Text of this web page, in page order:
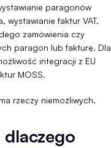
paragonów
wystawianie faktur VAT,
zamówienia czy
paragon lub fakturę. Dla
integracji z EU
MOSS.
rzeczy niemożliwych.